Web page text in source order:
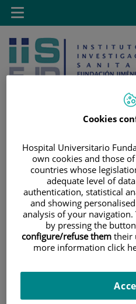
Saltar al contenido
contenido
Selector
Buscar
Toggle
navigation
UNIDADES DE APOYO
|ENSAYO CLÍNICO DE
Cookies
Hospital Universitario
own cookies and those
countries whose
adequate level of
authentication, statistical
and showing
analysis of your navigation.
by pressing the
configure/refuse them their
more information click